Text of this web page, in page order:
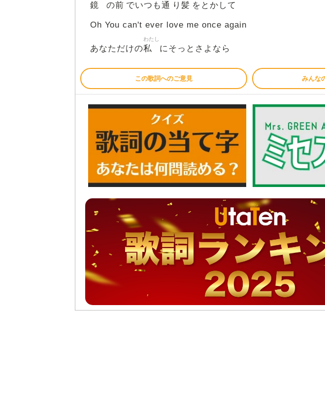
鏡 の前 でいつも通 り 髪 をとかして
Oh You can't ever love me once again
あなただけの私
わたし
にそっとさよなら
この歌詞へのご意見 みんな